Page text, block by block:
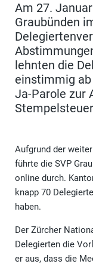
Am 27.
Graubünden
lehnten die
einstimmig
Ja-Parole zur
Aufgrund der
führte die SVP
online durch.
knapp 70
haben.
Der Zürcher
Delegierten die
er aus, dass die